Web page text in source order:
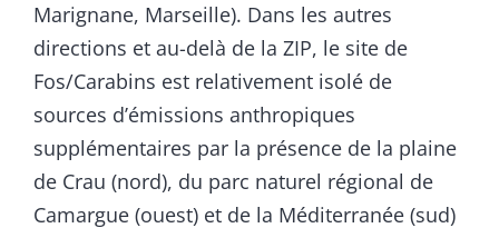
Marignane, Marseille). Dans les autres
directions et au-delà de la ZIP, le site de
Fos/Carabins est relativement isolé de
sources d’émissions anthropiques
supplémentaires par la présence de la plaine
de Crau (nord), du parc naturel régional de
Camargue (ouest) et de la Méditerranée (sud)